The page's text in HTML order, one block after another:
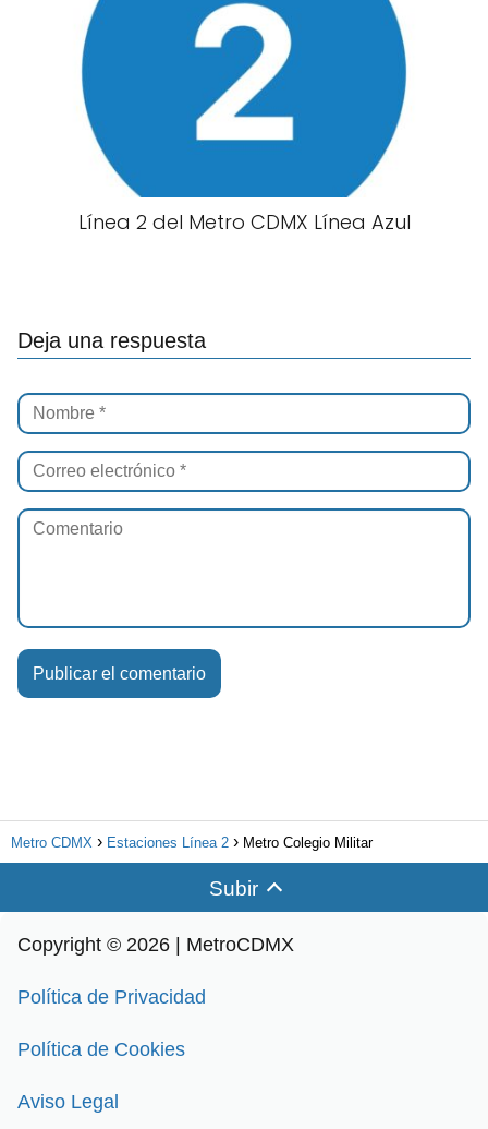
Línea 2 del Metro CDMX Línea Azul
Deja una respuesta
Metro CDMX Estaciones Línea 2 Metro Colegio Militar
Subir
Copyright © 2026 | MetroCDMX
Política de Privacidad
Política de Cookies
Aviso Legal